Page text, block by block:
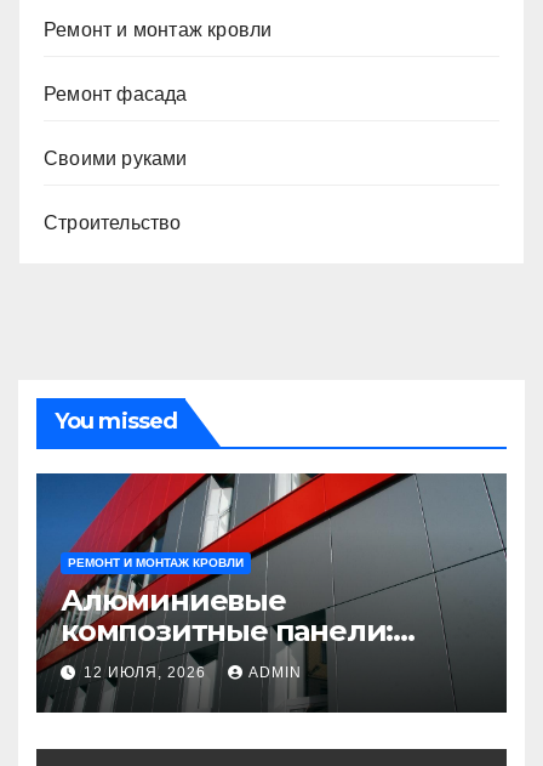
Ремонт и монтаж кровли
Ремонт фасада
Своими руками
Строительство
You missed
РЕМОНТ И МОНТАЖ КРОВЛИ
Алюминиевые
композитные панели:
универсальное решение
для современного
строительства и дизайна
12 ИЮЛЯ, 2026 ADMIN